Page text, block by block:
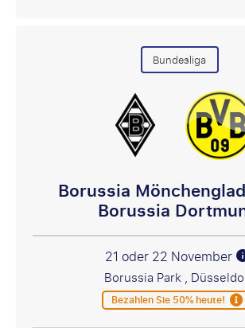
Bundesliga
Borussia
Borussia
21 oder 22 November
Borussia Park ,
Bezahlen Sie 50% heute!